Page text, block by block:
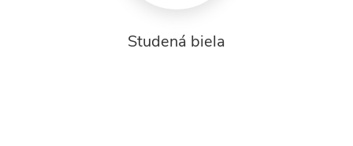
Studená biela